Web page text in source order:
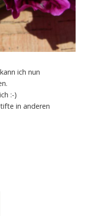
ich nun
:-)
in anderen